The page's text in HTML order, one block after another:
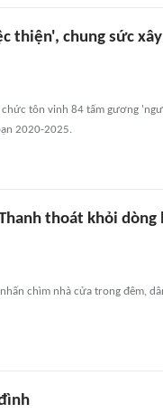
thiện', chung sức
tôn vinh 84 tấm gương
2020-2025.
thoát khỏi
chìm nhà cửa trong đêm,